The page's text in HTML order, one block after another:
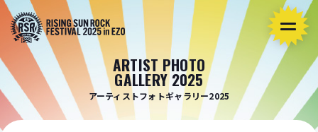
ARTIST PHOTO
GALLERY 2025
アーティストフォトギャラリー2025